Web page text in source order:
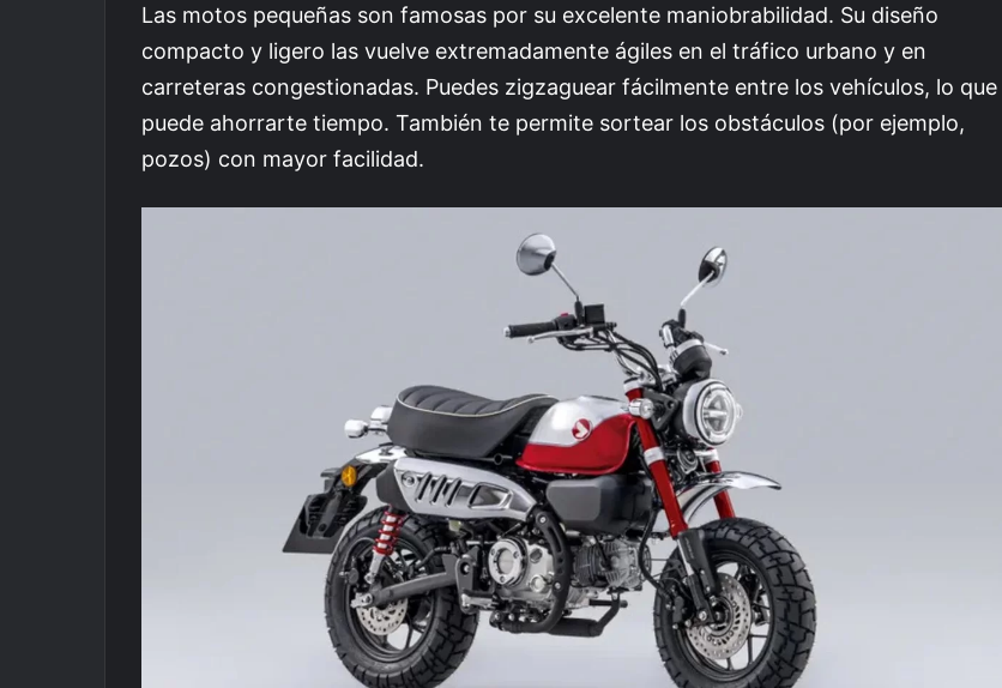
Las motos pequeñas son famosas por su excelente maniobrabilidad. Su diseño
compacto y ligero las vuelve extremadamente ágiles en el tráfico urbano y en
carreteras congestionadas. Puedes zigzaguear fácilmente entre los vehículos, lo que
puede ahorrarte tiempo. También te permite sortear los obstáculos (por ejemplo,
pozos) con mayor facilidad.